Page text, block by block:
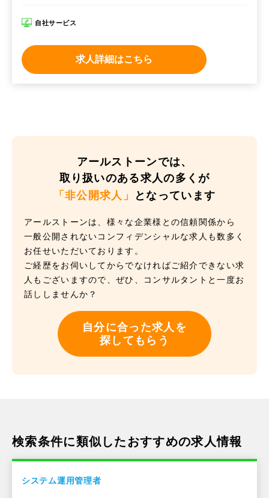
自社サービス
求人詳細はこちら
アールストーンでは、
取り扱いのある求人の多くが
「非公開求人」
となっています
アールストーンは、様々な企業様との信頼関係から
一般公開されないコンフィデンシャルな求人も数多く
お任せいただいております。
ご経歴をお伺いしてからでなければご紹介できない求
人もございますので、ぜひ、コンサルタントと一度お
話ししませんか？
自分に合った求人を
探してもらう
検索条件に類似したおすすめの求人情報
システム運用管理者